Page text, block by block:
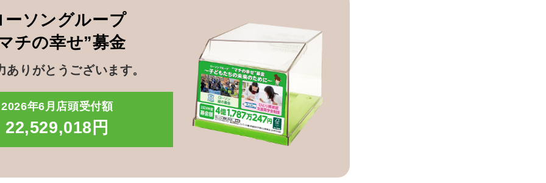
ーソングループ
チの幸せ”募金
ありがとうございます。
2026年6月店頭受付額
22,529,018円